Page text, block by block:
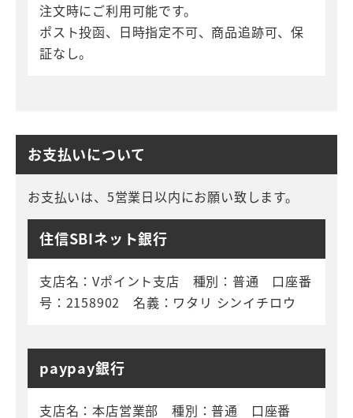
注文時にご利用可能です。
ポスト投函、日時指定不可、商品追跡可、保
証なし。
お支払いについて
お支払いは、5営業日以内にお願い致します。
住信SBIネット銀行
支店名：Vポイント支店 種別：普通 口座番
号：2158902 名義：ワタリ シンイチロウ
paypay銀行
支店名：本店営業部 種別：普通 口座番